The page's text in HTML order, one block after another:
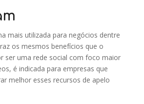
mais utilizada para negócios dentre
os mesmos benefícios que o
ser uma rede social com foco maior
é indicada para empresas que
melhor esses recursos de apelo